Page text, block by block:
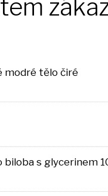
modré tělo čiré
biloba s glycerinem